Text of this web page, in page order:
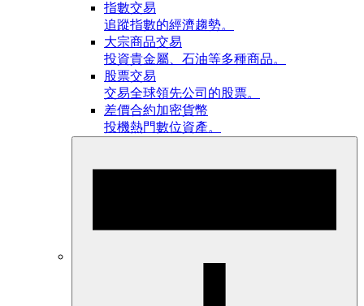
指數交易
追蹤指數的經濟趨勢。
大宗商品交易
投資貴金屬、石油等多種商品。
股票交易
交易全球領先公司的股票。
差價合約加密貨幣
投機熱門數位資產。